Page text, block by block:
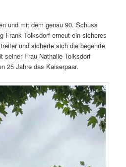
und mit dem genau 90. Schuss
Frank Tolksdorf erneut ein sicheres
und sicherte sich die begehrte
seiner Frau Nathalie Tolksdorf
25 Jahre das Kaiserpaar.